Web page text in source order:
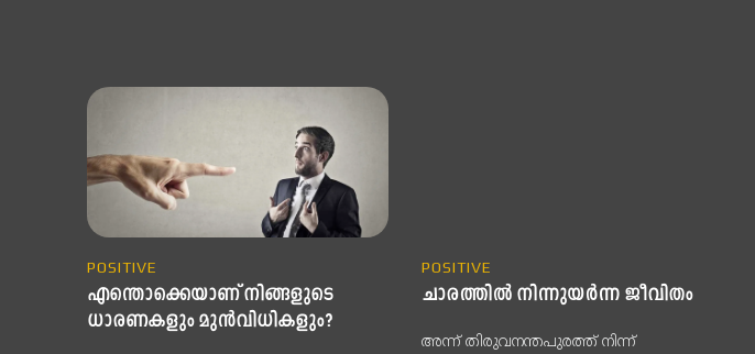
POSITIVE
എന്തൊക്കെയാണ് നിങ്ങളുടെ
ധാരണകളും മുന്‍വിധികളും?
POSITIVE
ചാരത്തില്‍ നിന്നുയര്‍ന്ന ജീവിതം
അന്ന് തിരുവനന്തപുരത്ത് നിന്ന്